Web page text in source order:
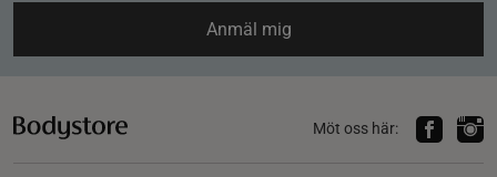
Anmäl mig
Möt oss här: